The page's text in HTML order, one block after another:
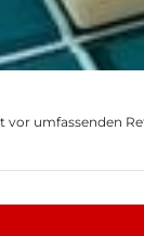
vor umfassenden